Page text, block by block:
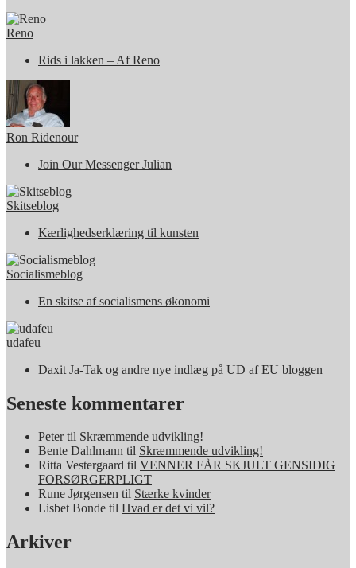
Reno
Rids i lakken – Af Reno
Ron Ridenour
Join Our Messenger Julian
Skitseblog
Kærlighedserklæring til kunsten
Socialismeblog
En skitse af socialismens økonomi
udafeu
Daxit Ja-Tak og andre nye indlæg på UD af EU bloggen
Seneste kommentarer
Petertil Skræmmende udvikling!
Bente Dahlmann til Skræmmende udvikling!
Ritta Vestergaard til VENNER FÅR SKJULT GENSIDIG
FORSØRGERPLIGT
Rune Jørgensen til Stærke kvinder
Lisbet Bonde til Hvad er det vi vil?
Arkiver